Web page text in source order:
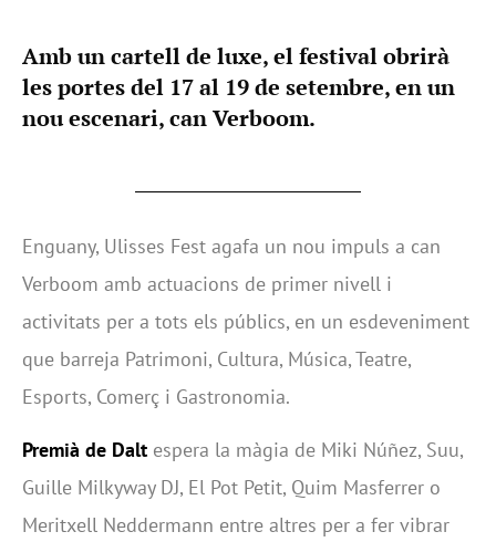
Amb un cartell de luxe, el festival obrirà
les portes del 17 al 19 de setembre, en un
nou escenari, can Verboom.
Enguany, Ulisses Fest agafa un nou impuls a can
Verboom amb actuacions de primer nivell i
activitats per a tots els públics, en un esdeveniment
que barreja Patrimoni, Cultura, Música, Teatre,
Esports, Comerç i Gastronomia.
Premià de Dalt espera la màgia de Miki Núñez, Suu,
Guille Milkyway DJ, El Pot Petit, Quim Masferrer o
Meritxell Neddermann entre altres per a fer vibrar